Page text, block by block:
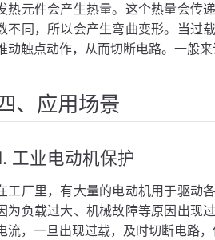
热元件会产生热量。这个热量会传
不同，所以会产生弯曲变形。当过
动触点动作，从而切断电路。一般
、应用场景
工业电动机保护
工厂里，有大量的电动机用于驱动
为负载过大、机械故障等原因出现
流，一旦出现过载，及时切断电路，